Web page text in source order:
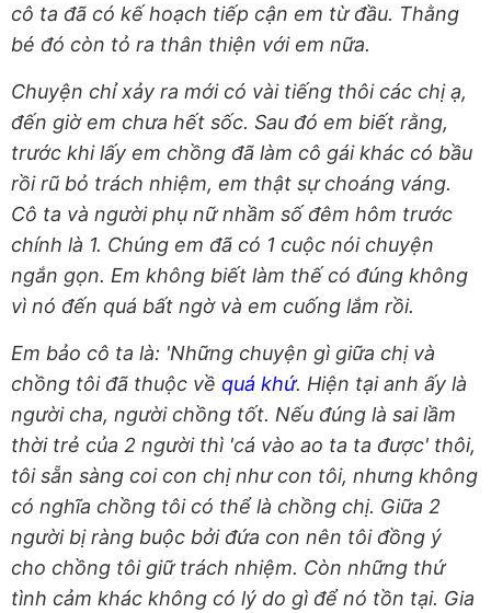
cô ta đã có kế hoạch tiếp cận em từ đầu. Thằng
bé đó còn tỏ ra thân thiện với em nữa.
Chuyện chỉ xảy ra mới có vài tiếng thôi các chị ạ,
đến giờ em chưa hết sốc. Sau đó em biết rằng,
trước khi lấy em chồng đã làm cô gái khác có bầu
rồi rũ bỏ trách nhiệm, em thật sự choáng váng.
Cô ta và người phụ nữ nhầm số đêm hôm trước
chính là 1. Chúng em đã có 1 cuộc nói chuyện
ngắn gọn. Em không biết làm thế có đúng không
vì nó đến quá bất ngờ và em cuống lắm rồi.
Em bảo cô ta là: 'Những chuyện gì giữa chị và
chồng tôi đã thuộc về quá khứ. Hiện tại anh ấy là
người cha, người chồng tốt. Nếu đúng là sai lầm
thời trẻ của 2 người thì 'cá vào ao ta ta được' thôi,
tôi sẵn sàng coi con chị như con tôi, nhưng không
có nghĩa chồng tôi có thể là chồng chị. Giữa 2
người bị ràng buộc bởi đứa con nên tôi đồng ý
cho chồng tôi giữ trách nhiệm. Còn những thứ
tình cảm khác không có lý do gì để nó tồn tại. Gia